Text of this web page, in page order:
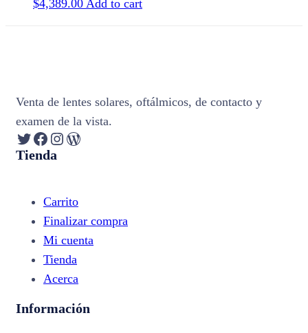
$4,389.00 Add to cart
Venta de lentes solares, oftálmicos, de contacto y
examen de la vista.
Twitter Facebook Instagram WordPress
Tienda
Carrito
Finalizar compra
Mi cuenta
Tienda
Acerca
Información